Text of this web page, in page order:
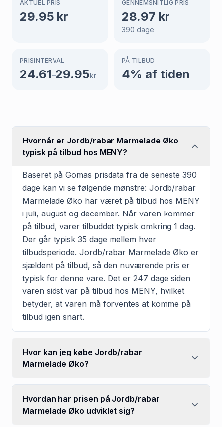
AKTUEL PRIS
29.95 kr
GENNEMSNITLIG PRIS
28.97 kr
390 dage
PRISINTERVAL
24.61–29.95kr
PÅ TILBUD
4% af tiden
Hvornår er Jordb/rabar Marmelade Øko
typisk på tilbud hos MENY?
Baseret på Gomas prisdata fra de seneste 390
dage kan vi se følgende mønstre: Jordb/rabar
Marmelade Øko har været på tilbud hos MENY
i juli, august og december. Når varen kommer
på tilbud, varer tilbuddet typisk omkring 1 dag.
Der går typisk 35 dage mellem hver
tilbudsperiode. Jordb/rabar Marmelade Øko er
sjældent på tilbud, så den nuværende pris er
typisk for denne vare. Det er 247 dage siden
varen sidst var på tilbud hos MENY, hvilket
betyder, at varen må forventes at komme på
tilbud igen snart.
Hvor kan jeg købe Jordb/rabar
Marmelade Øko?
Hvordan har prisen på Jordb/rabar
Marmelade Øko udviklet sig?